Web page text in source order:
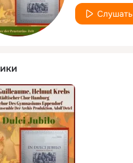
Слушать